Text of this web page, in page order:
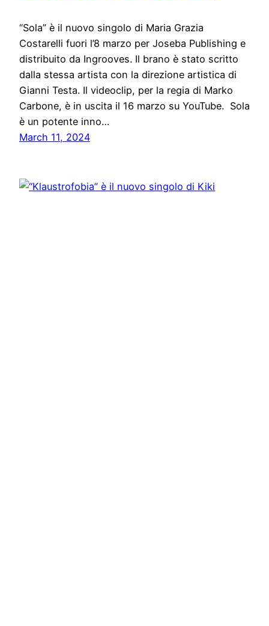
“Sola” è il nuovo singolo di Maria Grazia
Costarelli fuori l’8 marzo per Joseba Publishing e
distribuito da Ingrooves. Il brano è stato scritto
dalla stessa artista con la direzione artistica di
Gianni Testa. Il videoclip, per la regia di Marko
Carbone, è in uscita il 16 marzo su YouTube. Sola
è un potente inno…
March 11, 2024